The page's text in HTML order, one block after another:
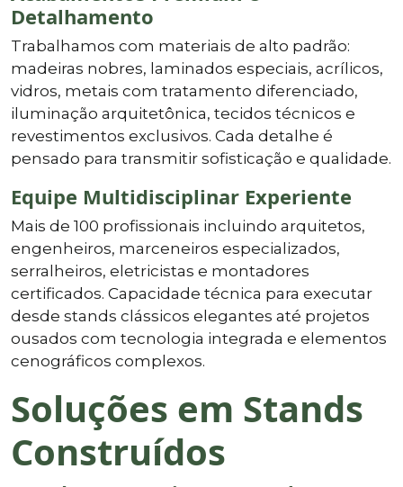
Detalhamento
Trabalhamos com materiais de alto padrão:
madeiras nobres, laminados especiais, acrílicos,
vidros, metais com tratamento diferenciado,
iluminação arquitetônica, tecidos técnicos e
revestimentos exclusivos. Cada detalhe é
pensado para transmitir sofisticação e qualidade.
Equipe Multidisciplinar Experiente
Mais de 100 profissionais incluindo arquitetos,
engenheiros, marceneiros especializados,
serralheiros, eletricistas e montadores
certificados. Capacidade técnica para executar
desde stands clássicos elegantes até projetos
ousados com tecnologia integrada e elementos
cenográficos complexos.
Soluções em Stands
Construídos